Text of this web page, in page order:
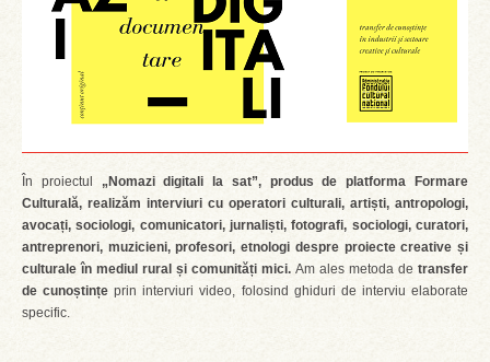
În proiectul
„Nomazi digitali la sat”, produs de platforma Formare
Culturală, realizăm interviuri cu operatori culturali, artiști, antropologi,
avocați, sociologi, comunicatori, jurnaliști, fotografi, sociologi, curatori,
antreprenori, muzicieni, profesori, etnologi despre proiecte creative și
culturale în mediul rural și comunități mici. Am ales metoda de transfer
de cunoștințe prin interviuri video, folosind ghiduri de interviu elaborate
specific.